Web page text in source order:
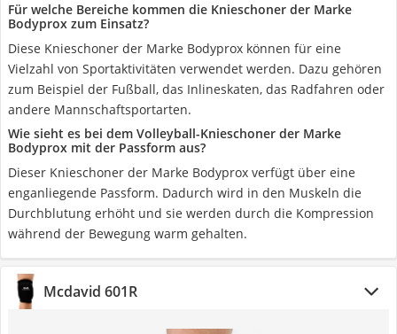
Für welche Bereiche kommen die Knieschoner der Marke
Bodyprox zum Einsatz?
Diese Knieschoner der Marke Bodyprox können für eine
Vielzahl von Sportaktivitäten verwendet werden. Dazu gehören
zum Beispiel der Fußball, das Inlineskaten, das Radfahren oder
andere Mannschaftsportarten.
Wie sieht es bei dem Volleyball-Knieschoner der Marke
Bodyprox mit der Passform aus?
Dieser Knieschoner der Marke Bodyprox verfügt über eine
enganliegende Passform. Dadurch wird in den Muskeln die
Durchblutung erhöht und sie werden durch die Kompression
während der Bewegung warm gehalten.
Mcdavid 601R